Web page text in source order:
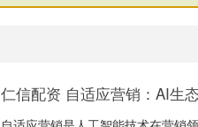
仁信配资 自适应营销：AI生